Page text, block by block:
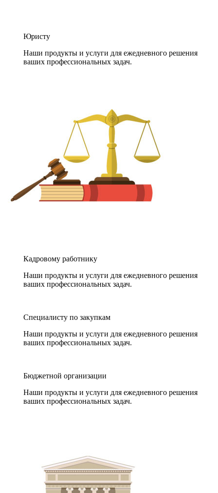
Юристу
Наши продукты и услуги для ежедневного решения
ваших профессиональных задач.
Кадровому работнику
Наши продукты и услуги для ежедневного решения
ваших профессиональных задач.
Специалисту по закупкам
Наши продукты и услуги для ежедневного решения
ваших профессиональных задач.
Бюджетной организации
Наши продукты и услуги для ежедневного решения
ваших профессиональных задач.